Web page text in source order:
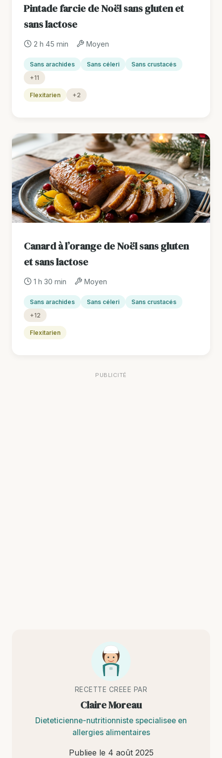
Pintade farcie de Noël sans gluten et
sans lactose
2 h 45 min Moyen
Sans arachides Sans céleri
Sans crustacés
+11
Flexitarien +2
Canard à l’orange de Noël sans gluten
et sans lactose
1 h 30 min Moyen
Sans arachides Sans céleri
Sans crustacés
+12
Flexitarien
PUBLICITÉ
RECETTE CREEE PAR
Claire Moreau
Dieteticienne-nutritionniste specialisee en
allergies alimentaires
Publiee le 4 août 2025